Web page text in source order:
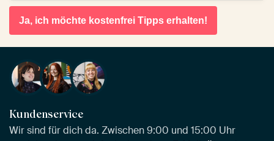
Ja, ich möchte kostenfrei Tipps erhalten!
Kundenservice
Wir sind für dich da. Zwischen 9:00 und 15:00 Uhr